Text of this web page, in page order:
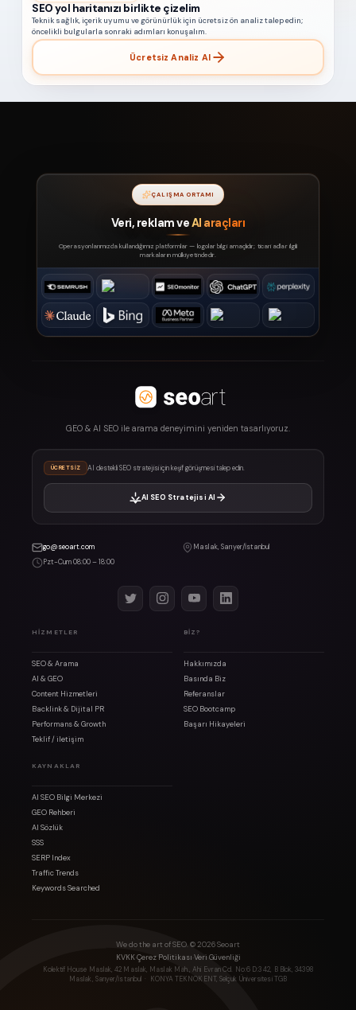
SEO yol haritanızı birlikte çizelim
Teknik sağlık, içerik uyumu ve görünürlük için ücretsiz ön analiz talep edin;
öncelikli bulgularla sonraki adımları konuşalım.
Ücretsiz Analiz Al
ÇALIŞMA ORTAMI
Veri, reklam veAI araçları
Operasyonlarımızda kullandığımız platformlar — logolar bilgi amaçlıdır; ticari adlar ilgili
markaların mülkiyetindedir.
GEO & AI SEO ile arama deneyimini yeniden tasarlıyoruz.
ÜCRETSIZ AI destekli SEO stratejisi için keşif görüşmesi talep edin.
AI SEO Stratejisi Al
go@seoart.com
Maslak, Sarıyer/İstanbul
Pzt-Cum 08:00 – 18:00
HIZMETLER
SEO & Arama
AI & GEO
Content Hizmetleri
Backlink & Dijital PR
Performans & Growth
Teklif / iletişim
BIZ?
Hakkımızda
Basında Biz
Referanslar
SEO Bootcamp
Başarı Hikayeleri
KAYNAKLAR
AI SEO Bilgi Merkezi
GEO Rehberi
AI Sözlük
SSS
SERP Index
Traffic Trends
Keywords Searched
We do the art of SEO. ©2026Seoart
KVKK·Çerez Politikası·Veri Güvenliği
Kolektif House Maslak, 42 Maslak, Maslak Mah., Ahi Evran Cd. No:6 D:3 42, B Blok, 34398
Maslak, Sarıyer/İstanbul · KONYA TEKNOKENT, Selçuk Üniversitesi TGB